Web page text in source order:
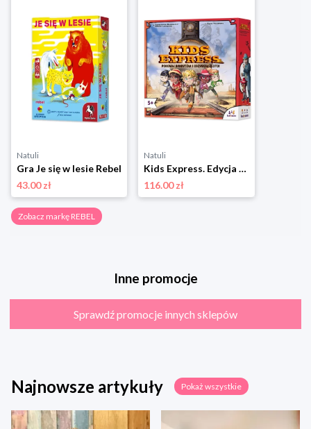
Natuli
Gra Je się w lesie Rebel
43.00 zł
Natuli
Kids Express. Edycja polska Rebel
116.00 zł
Zobacz markę REBEL
Inne promocje
Sprawdź promocje innych sklepów
Najnowsze artykuły Pokaż wszystkie